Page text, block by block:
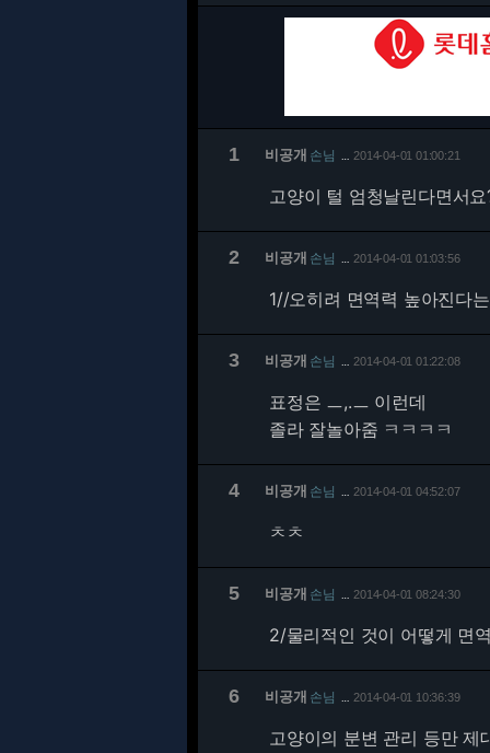
1 비공개 손님 2014-04-01 01:00:21
고양이 털 엄청날린다면서
2 비공개 손님 2014-04-01 01:03:56
1//오히려 면역력 높아진다
3 비공개 손님 2014-04-01 01:22:08
표정은 ㅡ,.ㅡ 이런데
졸라 잘놀아줌 ㅋㅋㅋㅋ
4 비공개 손님 2014-04-01 04:52:07
ㅊㅊ
5 비공개 손님 2014-04-01 08:24:30
2/물리적인 것이 어떻게 면
6 비공개 손님 2014-04-01 10:36:39
고양이의 분변 관리 등만 제